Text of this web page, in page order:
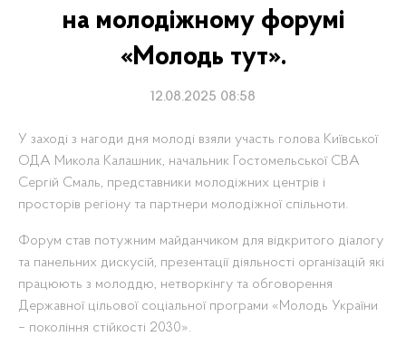
на молодіжному форумі
«Молодь тут».
12.08.2025 08:58
У заході з нагоди дня молоді взяли участь голова Київської
ОДА Микола Калашник, начальник Гостомельської СВА
Сергій Смаль, представники молодіжних центрів і
просторів регіону та партнери молодіжної спільноти.
Форум став потужним майданчиком для відкритого діалогу
та панельних дискусій, презентації діяльності організацій які
працюють з молоддю, нетворкінгу та обговорення
Державної цільової соціальної програми «Молодь України
– покоління стійкості 2030».